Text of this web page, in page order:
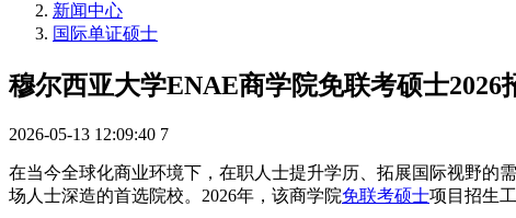
新闻中心
国际单证硕士
穆尔西亚大学ENAE商学院免联考硕士2026
2026-05-13 12:09:40 7
在当今全球化商业环境下，在职人士提升学历、拓展国际视野的
场人士深造的首选院校。2026年，该商学院免联考硕士项目招生